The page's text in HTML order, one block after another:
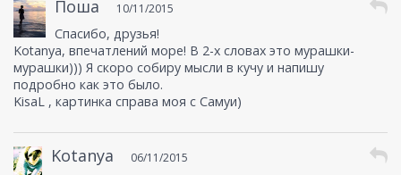
Поша 10/11/2015
Спасибо, друзья!
Kotanya, впечатлений море! В 2-х словах это мурашки-
мурашки))) Я скоро собиру мысли в кучу и напишу
подробно как это было.
KisaL , картинка справа моя с Самуи)
Kotanya 06/11/2015